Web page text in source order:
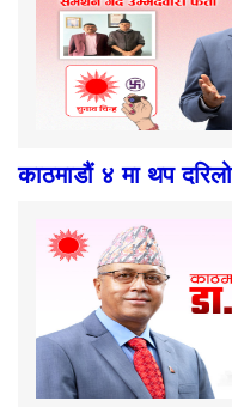
काठमाडौं ४ मा थप